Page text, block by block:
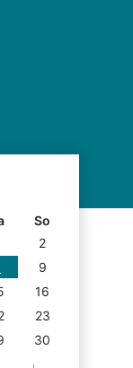
So
2
9
16
23
30